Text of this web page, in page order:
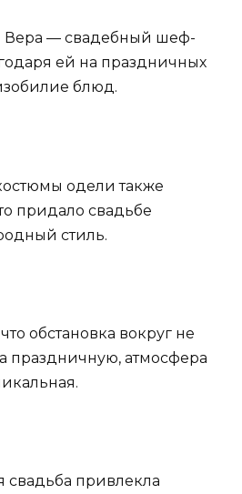
Вера — свадебный шеф-
ей на праздничных
блюд.
одели также
придало свадьбе
стиль.
обстановка вокруг не
праздничную, атмосфера
свадьба привлекла